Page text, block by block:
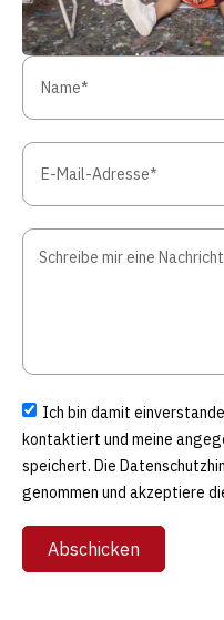
Ich bin damit
kontaktiert und meine
speichert. Die
genommen und akzeptiere
Abschicken